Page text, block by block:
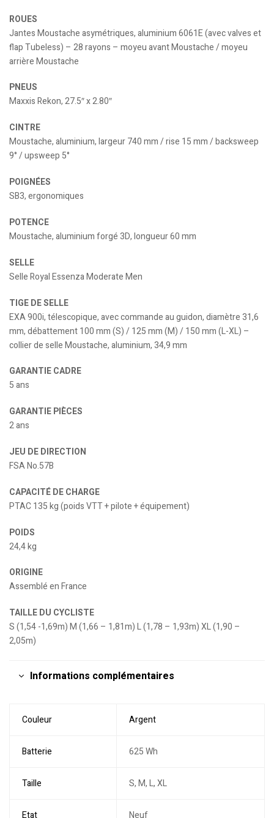
ROUES
Jantes Moustache asymétriques, aluminium 6061E (avec valves et
flap Tubeless) – 28 rayons – moyeu avant Moustache / moyeu
arrière Moustache
PNEUS
Maxxis Rekon, 27.5″ x 2.80″
CINTRE
Moustache, aluminium, largeur 740 mm / rise 15 mm / backsweep
9° / upsweep 5°
POIGNÉES
SB3, ergonomiques
POTENCE
Moustache, aluminium forgé 3D, longueur 60 mm
SELLE
Selle Royal Essenza Moderate Men
TIGE DE SELLE
EXA 900i, télescopique, avec commande au guidon, diamètre 31,6
mm, débattement 100 mm (S) / 125 mm (M) / 150 mm (L-XL) –
collier de selle Moustache, aluminium, 34,9 mm
GARANTIE CADRE
5 ans
GARANTIE PIÈCES
2 ans
JEU DE DIRECTION
FSA No.57B
CAPACITÉ DE CHARGE
PTAC 135 kg (poids VTT + pilote + équipement)
POIDS
24,4 kg
ORIGINE
Assemblé en France
TAILLE DU CYCLISTE
S (1,54 -1,69m) M (1,66 – 1,81m) L (1,78 – 1,93m) XL (1,90 –
2,05m)
Informations complémentaires
Couleur Argent
Batterie 625 Wh
Taille S, M, L, XL
Etat Neuf